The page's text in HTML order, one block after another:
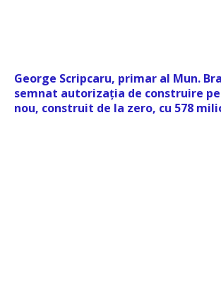
George Scripcaru, primar al Mun.
semnat autorizația de construire
nou, construit de la zero, cu 578